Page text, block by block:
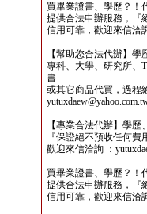
買畢業證書、學歷？！
提供合法申辦服務，『
信用可靠，歡迎來信洽
【幫助您合法代辦】
專科、大學、研究所、
書
或其它商品代買，過程
【專業合法代辦】學
『保證絕不預收任何
歡迎來信洽詢 ：
買畢業證書、學歷？！
提供合法申辦服務，『
信用可靠，歡迎來信洽